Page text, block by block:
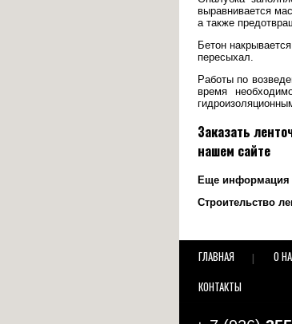
выравнивается
а также
Бетон
пересыхал.
Работы по
время
Заказать
нашем сайте
Еще информация
Строительство
ГЛАВНАЯ О
КОНТАКТЫ